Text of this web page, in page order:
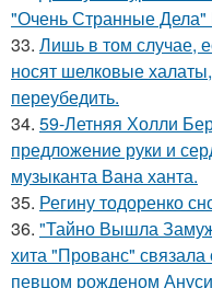
"Очень Странные
33. Лишь в том случае,
носят шелковые
переубедить.
34. 59-Летняя Холли
предложение руки и
музыканта Вана ханта.
35. Регину тодоренко
36. "Тайно Вышла
хита "Прованс"
певцом рожденом